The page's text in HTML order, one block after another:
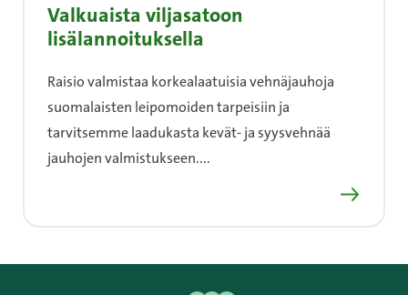
Valkuaista viljasatoon
lisälannoituksella
Raisio valmistaa korkealaatuisia vehnäjauhoja
suomalaisten leipomoiden tarpeisiin ja
tarvitsemme laadukasta kevät- ja syysvehnää
jauhojen valmistukseen....